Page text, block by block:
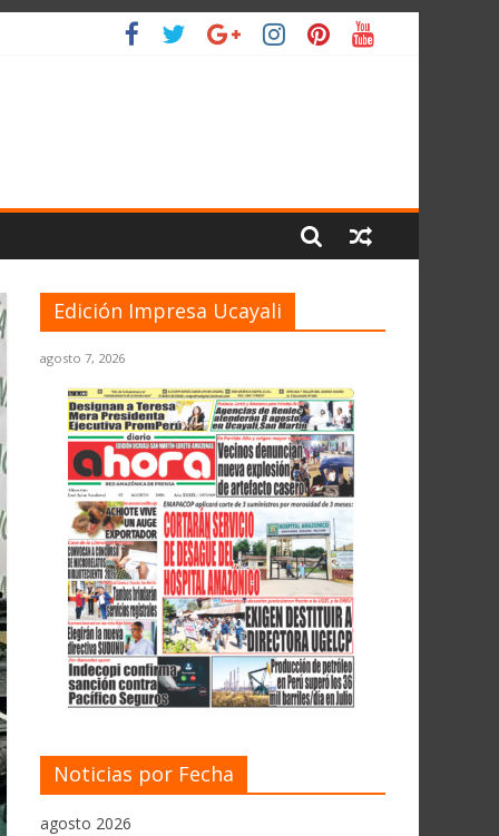
Edición Impresa Ucayali
agosto 7, 2026
Noticias por Fecha
agosto 2026